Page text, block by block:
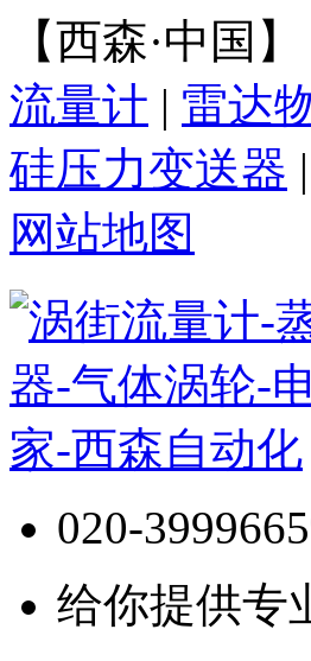
【西森·中国】
流量计 | 雷达
硅压力变送器 |
网站地图
020-
给你提供专